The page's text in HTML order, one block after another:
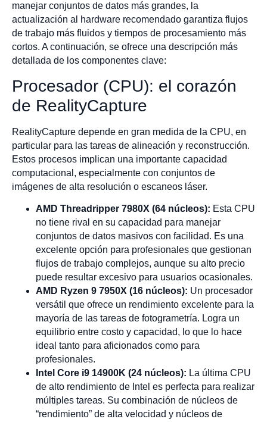
manejar conjuntos de datos más grandes, la
actualización al hardware recomendado garantiza flujos
de trabajo más fluidos y tiempos de procesamiento más
cortos. A continuación, se ofrece una descripción más
detallada de los componentes clave:
Procesador (CPU): el corazón
de RealityCapture
RealityCapture depende en gran medida de la CPU, en
particular para las tareas de alineación y reconstrucción.
Estos procesos implican una importante capacidad
computacional, especialmente con conjuntos de
imágenes de alta resolución o escaneos láser.
AMD Threadripper 7980X (64 núcleos): Esta CPU
no tiene rival en su capacidad para manejar
conjuntos de datos masivos con facilidad. Es una
excelente opción para profesionales que gestionan
flujos de trabajo complejos, aunque su alto precio
puede resultar excesivo para usuarios ocasionales.
AMD Ryzen 9 7950X (16 núcleos): Un procesador
versátil que ofrece un rendimiento excelente para la
mayoría de las tareas de fotogrametría. Logra un
equilibrio entre costo y capacidad, lo que lo hace
ideal tanto para aficionados como para
profesionales.
Intel Core i9 14900K (24 núcleos): La última CPU
de alto rendimiento de Intel es perfecta para realizar
múltiples tareas. Su combinación de núcleos de
“rendimiento” de alta velocidad y núcleos de